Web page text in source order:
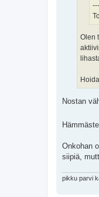
---
Olen
Nostan
Onkohan
siipiä,
pikku parvi